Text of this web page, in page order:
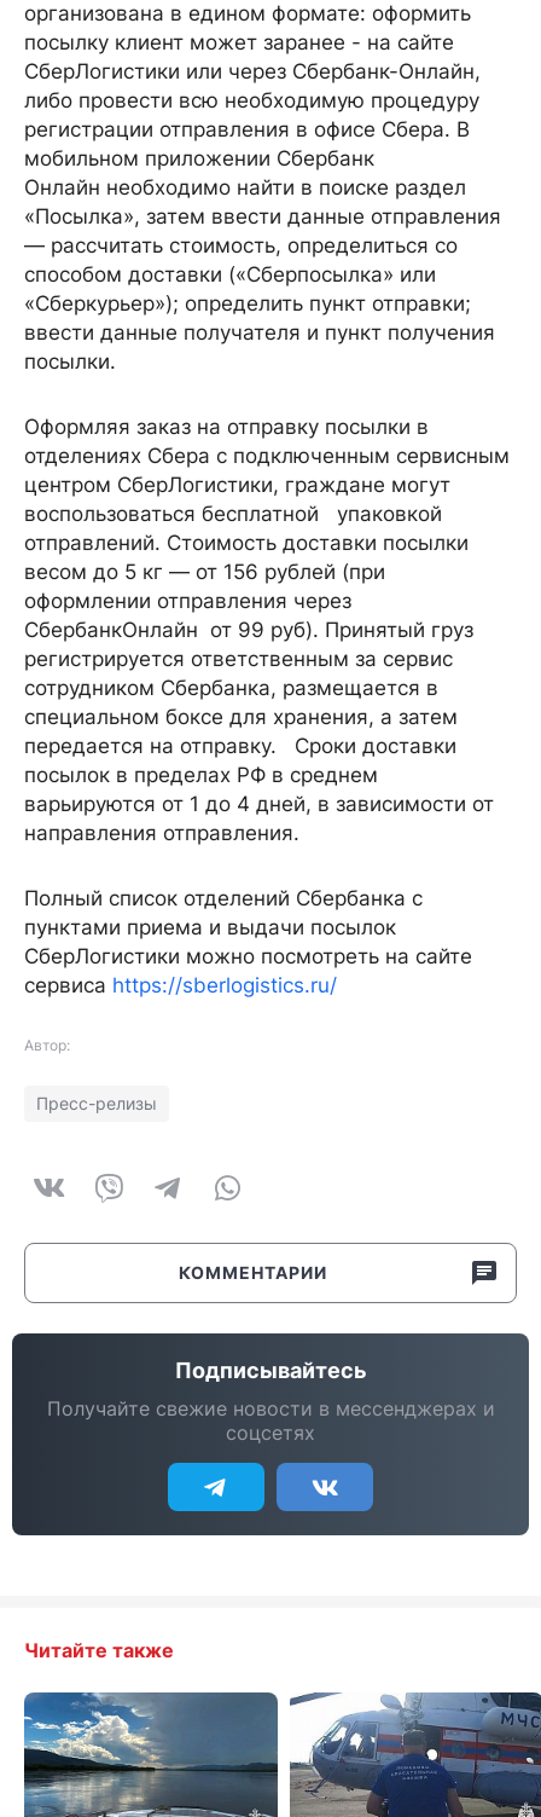
организована в едином формате: оформить
посылку клиент может заранее - на сайте
СберЛогистики или через Сбербанк-Онлайн,
либо провести всю необходимую процедуру
регистрации отправления в офисе Сбера. В
мобильном приложении Сбербанк
Онлайн необходимо найти в поиске раздел
«Посылка», затем ввести данные отправления
— рассчитать стоимость, определиться со
способом доставки («Сберпосылка» или
«Сберкурьер»); определить пункт отправки;
ввести данные получателя и пункт получения
посылки.
Оформляя заказ на отправку посылки в
отделениях Сбера с подключенным сервисным
центром СберЛогистики, граждане могут
воспользоваться бесплатной упаковкой
отправлений. Стоимость доставки посылки
весом до 5 кг — от 156 рублей (при
оформлении отправления через
СбербанкОнлайн от 99 руб). Принятый груз
регистрируется ответственным за сервис
сотрудником Сбербанка, размещается в
специальном боксе для хранения, а затем
передается на отправку. Сроки доставки
посылок в пределах РФ в среднем
варьируются от 1 до 4 дней, в зависимости от
направления отправления.
Полный список отделений Сбербанка с
пунктами приема и выдачи посылок
СберЛогистики можно посмотреть на сайте
сервиса https://sberlogistics.ru/
Автор:
Пресс-релизы
КОММЕНТАРИИ
Подписывайтесь
Получайте свежие новости в мессенджерах и
соцсетях
Читайте также